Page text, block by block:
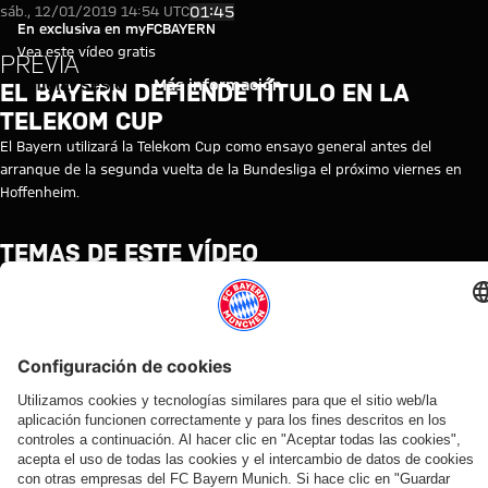
El Bayern defiende título en la
Reproducir vídeo
En exclusiva en myFCBAYERN
Vea este vídeo gratis
Iniciar sesión Más información
sáb., 12/01/2019 14:54 UTC01:45
PREVIA
EL BAYERN DEFIENDE TÍTULO EN LA
TELEKOM CUP
El Bayern utilizará la Telekom Cup como ensayo general antes del
arranque de la segunda vuelta de la Bundesliga el próximo viernes en
Hoffenheim.
TEMAS DE ESTE VÍDEO
VÍDEOS RELACIONADOS
AUDI
SUMMER
TOUR
diferido:
EN DIFERIDO
Así fue el
último
entrenamiento
antes del
EN
DIFERIDO
La rueda
de
prensa
VÍDEO
ENTRE
BASTIDORES
Así vivió el
FC Bayern
VÍDEO
Jonas
Urbig,
ante
los
AUDI
FOOTBALL
SUMMIT
Los
mejores
VÍDEO
Rueda
de
prensa
tras el
VÍDEO
Entrevistas
del Audi
Football
Summit